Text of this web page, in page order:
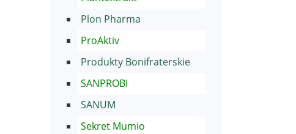
Plon Pharma
ProAktiv
Produkty Bonifraterskie
SANPROBI
SANUM
Sekret Mumio